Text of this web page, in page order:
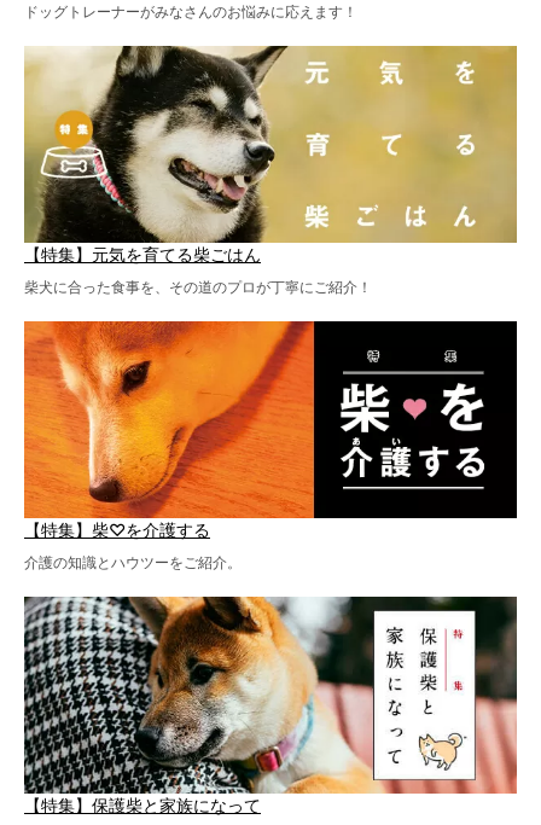
ドッグトレーナーがみなさんのお悩みに応えます！
【特集】元気を育てる柴ごはん
柴犬に合った食事を、その道のプロが丁寧にご紹介！
【特集】柴♡を介護する
介護の知識とハウツーをご紹介。
【特集】保護柴と家族になって